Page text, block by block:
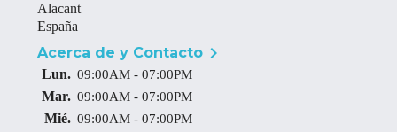
Alacant
España
Acerca de y Contacto 
Lun. 09:00AM - 07:00PM
Mar. 09:00AM - 07:00PM
Mié. 09:00AM - 07:00PM